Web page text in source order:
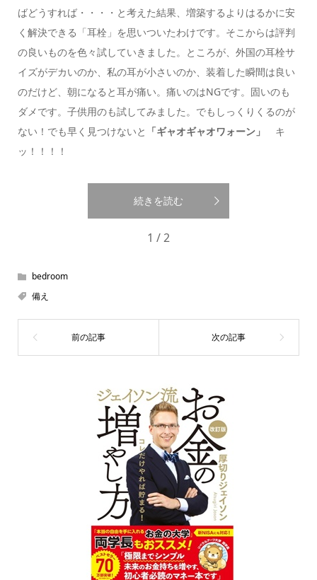
ばどうすれば・・・・と考えた結果、増築するよりはるかに安
く解決できる「耳栓」を思いついたわけです。そこからは評判
の良いものを色々試していきました。ところが、外国の耳栓サ
イズがデカいのか、私の耳が小さいのか、装着した瞬間は良い
のだけど、朝になると耳が痛い。痛いのはNGです。固いのも
ダメです。子供用のも試してみました。でもしっくりくるのが
ない！でも早く見つけないと 「ギャオギャオワォーン」
キ
ッ！！！！
続きを読む
1 / 2
bedroom
備え